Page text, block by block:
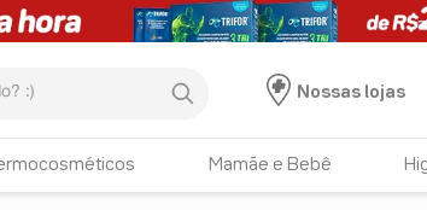
Nossas lojas
Mamãe e Bebê